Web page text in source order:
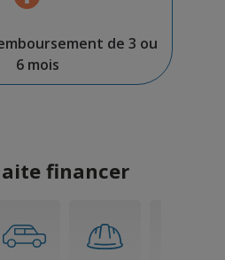
de 3 ou
6 mois
financer